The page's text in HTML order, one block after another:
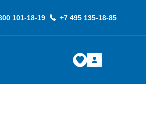
101-18-19 +7 495 135-18-85